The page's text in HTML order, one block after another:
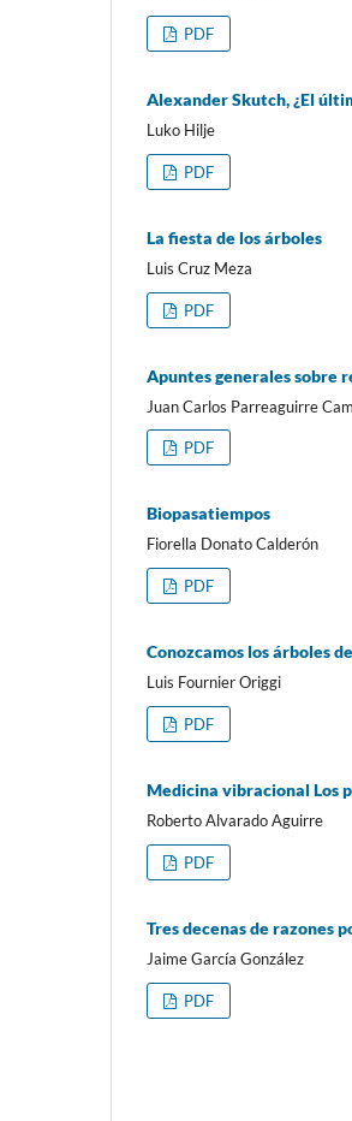
PDF
Alexander Skutch, ¿El
Luko Hilje
PDF
La fiesta de los árboles
Luis Cruz Meza
PDF
Apuntes generales sobre
Juan Carlos Parreaguirre
PDF
Biopasatiempos
Fiorella Donato Calderón
PDF
Conozcamos los árboles
Luis Fournier Origgi
PDF
Medicina vibracional Los
Roberto Alvarado Aguirre
PDF
Tres decenas de razones
Jaime García González
PDF